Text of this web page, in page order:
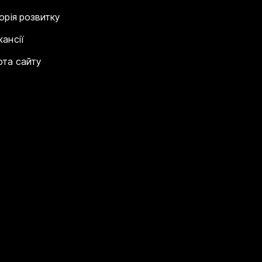
розвитку
сайту